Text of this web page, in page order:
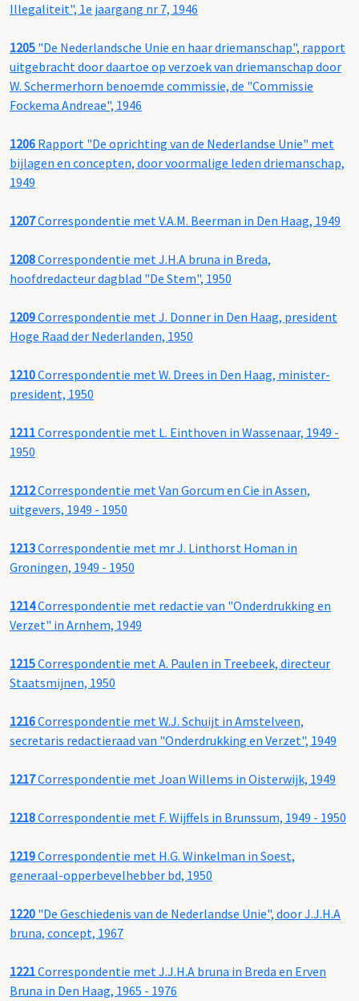
Illegaliteit", 1e jaargang nr 7, 1946
1205 "De Nederlandsche Unie en haar driemanschap", rapport
uitgebracht door daartoe op verzoek van driemanschap door
W. Schermerhorn benoemde commissie, de "Commissie
Fockema Andreae", 1946
1206 Rapport "De oprichting van de Nederlandse Unie" met
bijlagen en concepten, door voormalige leden driemanschap,
1949
1207Correspondentie met V.A.M. Beerman in Den Haag, 1949
1208Correspondentie met J.H.A bruna in Breda,
hoofdredacteur dagblad "De Stem", 1950
1209Correspondentie met J. Donner in Den Haag, president
Hoge Raad der Nederlanden, 1950
1210Correspondentie met W. Drees in Den Haag, minister-
president, 1950
1211Correspondentie met L. Einthoven in Wassenaar, 1949 -
1950
1212Correspondentie met Van Gorcum en Cie in Assen,
uitgevers, 1949 - 1950
1213Correspondentie met mr J. Linthorst Homan in
Groningen, 1949 - 1950
1214Correspondentie met redactie van "Onderdrukking en
Verzet" in Arnhem, 1949
1215Correspondentie met A. Paulen in Treebeek, directeur
Staatsmijnen, 1950
1216Correspondentie met W.J. Schuijt in Amstelveen,
secretaris redactieraad van "Onderdrukking en Verzet", 1949
1217Correspondentie met Joan Willems in Oisterwijk, 1949
1218Correspondentie met F. Wijffels in Brunssum, 1949 - 1950
1219Correspondentie met H.G. Winkelman in Soest,
generaal-opperbevelhebber bd, 1950
1220 "De Geschiedenis van de Nederlandse Unie", door J.J.H.A
bruna, concept, 1967
1221Correspondentie met J.J.H.A bruna in Breda en Erven
Bruna in Den Haag, 1965 - 1976